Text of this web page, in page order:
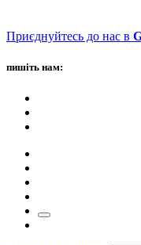
Приєднуйтесь до нас в
пишіть нам: